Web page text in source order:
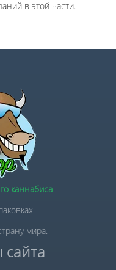
в этой части.
каннабиса
мира.